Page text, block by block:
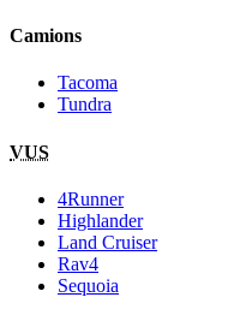
Camions
Tacoma
Tundra
VUS
4Runner
Highlander
Land Cruiser
Rav4
Sequoia